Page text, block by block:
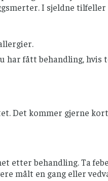
I sjeldne tilfeller
har fått behandling,
Det kommer gjerne
etter behandling. Ta
målt en gang eller